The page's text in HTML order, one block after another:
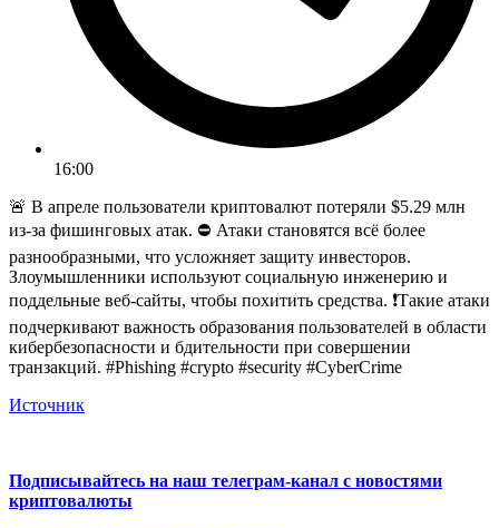
16:00
🚨 В апреле пользователи криптовалют потеряли $5.29 млн
из-за фишинговых атак. ⛔ Атаки становятся всё более
разнообразными, что усложняет защиту инвесторов.
Злоумышленники используют социальную инженерию и
поддельные веб-сайты, чтобы похитить средства. ❗️Такие атаки
подчеркивают важность образования пользователей в области
кибербезопасности и бдительности при совершении
транзакций. #Phishing #crypto #security #CyberCrime
Источник
Подписывайтесь на наш телеграм-канал с новостями
криптовалюты